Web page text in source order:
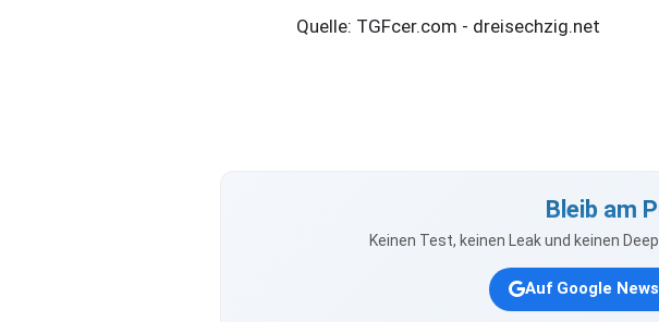
Quelle: TGFcer.com - dreisechzig.net
Bleib am
Keinen Test, keinen Leak und keinen
Auf Google